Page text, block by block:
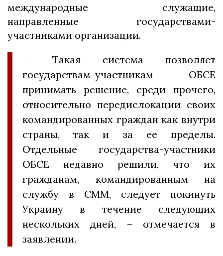
международные служащие,
направленные государствами-
участниками организации.
— Такая система позволяет
государствам-участникам ОБСЕ
принимать решение, среди прочего,
относительно передислокации своих
командированных граждан как внутри
страны, так и за ее пределы.
Отдельные государства-участники
ОБСЕ недавно решили, что их
гражданам, командированным на
службу в СММ, следует покинуть
Украину в течение следующих
нескольких дней, – отмечается в
заявлении.